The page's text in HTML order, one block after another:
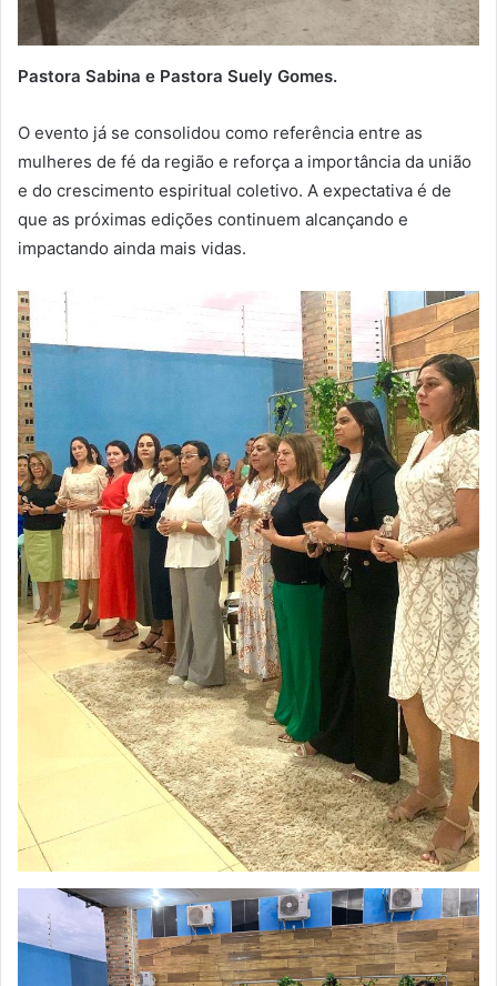
Pastora Sabina e Pastora Suely Gomes.
O evento já se consolidou como referência entre as
mulheres de fé da região e reforça a importância da união
e do crescimento espiritual coletivo. A expectativa é de
que as próximas edições continuem alcançando e
impactando ainda mais vidas.